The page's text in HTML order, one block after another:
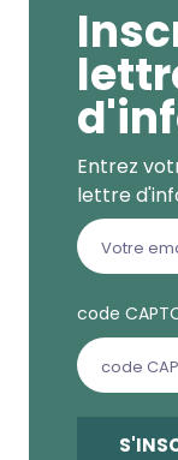
Entrez
lettre
code